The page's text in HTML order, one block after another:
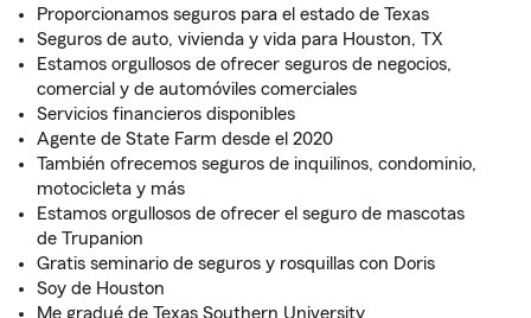
Proporcionamos seguros para el estado de Texas
Seguros de auto, vivienda y vida para Houston, TX
Estamos orgullosos de ofrecer seguros de negocios,
comercial y de automóviles comerciales
Servicios financieros disponibles
Agente de State Farm desde el 2020
También ofrecemos seguros de inquilinos, condominio,
motocicleta y más
Estamos orgullosos de ofrecer el seguro de mascotas
de Trupanion
Gratis seminario de seguros y rosquillas con Doris
Soy de Houston
Me gradué de Texas Southern University